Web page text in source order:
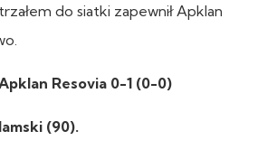
do siatki zapewnił Apklan
Resovia 0-1 (0-0)
(90).